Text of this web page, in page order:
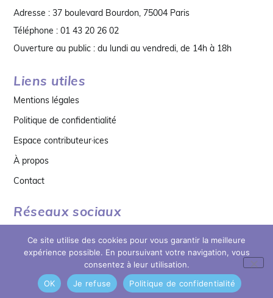
Adresse : 37 boulevard Bourdon, 75004 Paris
Téléphone : 01 43 20 26 02
Ouverture au public : du lundi au vendredi, de 14h à 18h
Liens utiles
Mentions légales
Politique de confidentialité
Espace contributeur·ices
À propos
Contact
Réseaux sociaux
© copyright 2026 MDB
Ce site utilise des cookies pour vous garantir la meilleure
expérience possible. En poursuivant votre navigation, vous
consentez à leur utilisation.
OK
Je refuse Politique de confidentialité